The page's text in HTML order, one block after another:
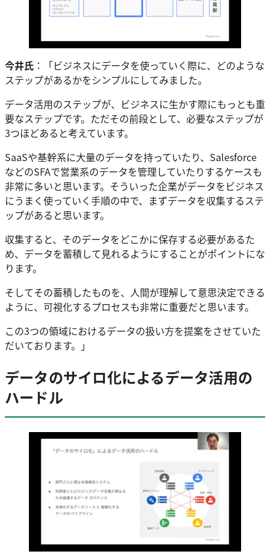
今井氏 ：「ビジネスにデータを使っていく際に、どのような
ステップがあるかをシンプルにしてみました。
データ活用のステップが、ビジネスに生かす際にもっとも重
要なステップです。ただその前段として、必要なステップが
3つほどあると考えています。
SaaSや基幹系に大量のデータを持っていたり、Salesforce
などのSFAで営業系のデータを管理していたりするケースも
非常に多いと思います。そういった企業がデータをビジネス
にうまく使っていく手順の中で、まずデータを収集するステ
ップがあると思います。
収集すると、そのデータをどこかに保存する必要があるた
め、データを蓄積して見れるようにすることがポイントにな
ります。
そしてその蓄積したものを、人間が理解して意思決定できる
ように、可視化するプロセスも非常に重要だと思います。
この3つの領域におけるデータの扱い方を提案をさせていた
だいております。」
データのサイロ化によるデータ活用の
ハードル